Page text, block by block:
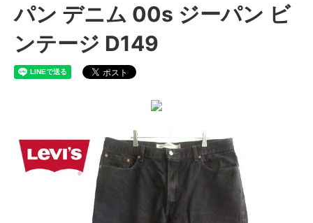
パン デニム 00s ジーパン ビ
ンテージ D149